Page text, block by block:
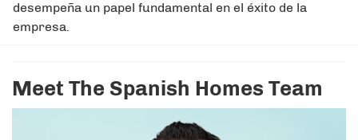
desempeña un papel fundamental en el éxito de la
empresa.
Meet The Spanish Homes Team